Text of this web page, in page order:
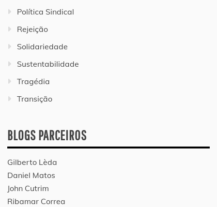
Política Sindical
Rejeição
Solidariedade
Sustentabilidade
Tragédia
Transição
BLOGS PARCEIROS
Gilberto Lèda
Daniel Matos
John Cutrim
Ribamar Correa